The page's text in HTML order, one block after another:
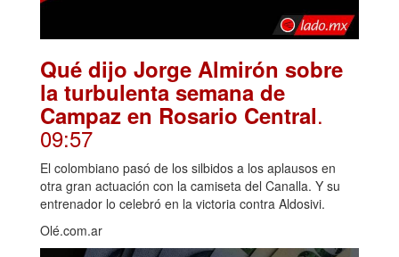
Qué dijo Jorge Almirón sobre
la turbulenta semana de
Campaz en Rosario Central.
09:57
El colombiano pasó de los silbidos a los aplausos en
otra gran actuación con la camiseta del Canalla. Y su
entrenador lo celebró en la victoria contra Aldosivi.
Olé.com.ar